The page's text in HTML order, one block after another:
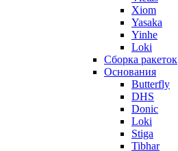
Xiom
Yasaka
Yinhe
Loki
Сборка ракеток
Основания
Butterfly
DHS
Donic
Loki
Stiga
Tibhar